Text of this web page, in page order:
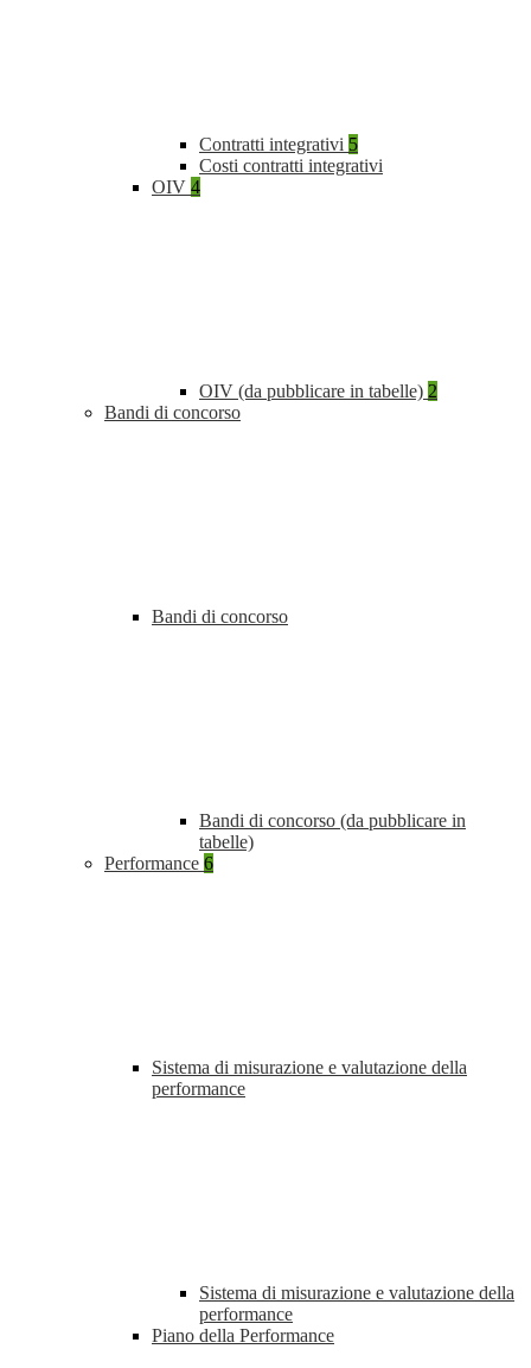
Contratti integrativi 5
Costi contratti integrativi
OIV 4
OIV (da pubblicare in tabelle) 2
Bandi di concorso
Bandi di concorso
Bandi di concorso (da pubblicare in
tabelle)
Performance 6
Sistema di misurazione e valutazione della
performance
Sistema di misurazione e valutazione della
performance
Piano della Performance